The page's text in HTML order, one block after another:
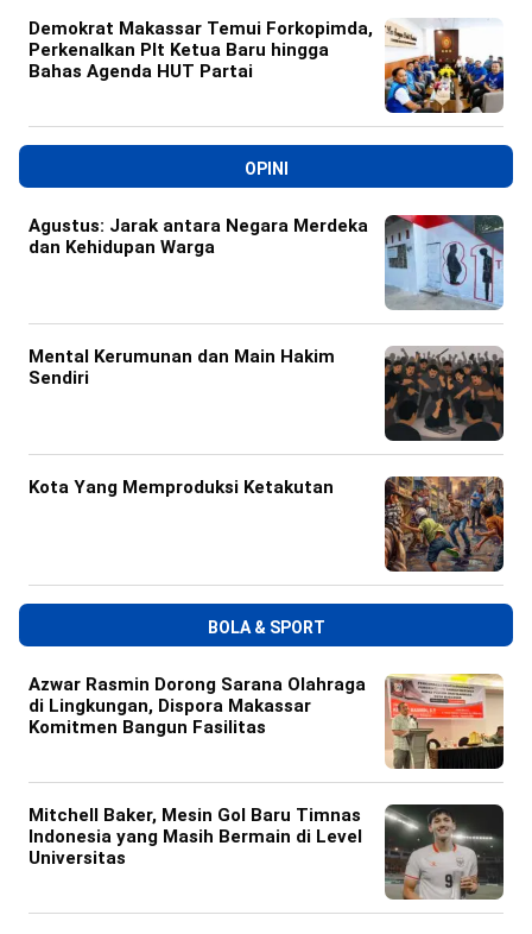
Demokrat Makassar Temui Forkopimda,
Perkenalkan Plt Ketua Baru hingga
Bahas Agenda HUT Partai
OPINI
Agustus: Jarak antara Negara Merdeka
dan Kehidupan Warga
Mental Kerumunan dan Main Hakim
Sendiri
Kota Yang Memproduksi Ketakutan
BOLA & SPORT
Azwar Rasmin Dorong Sarana Olahraga
di Lingkungan, Dispora Makassar
Komitmen Bangun Fasilitas
Mitchell Baker, Mesin Gol Baru Timnas
Indonesia yang Masih Bermain di Level
Universitas